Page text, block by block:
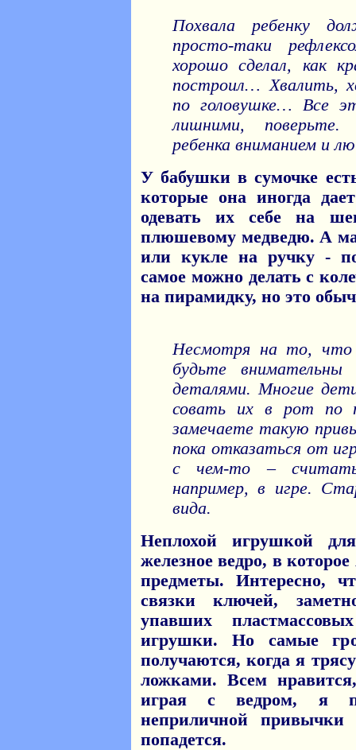
Похвала ребенку
просто-таки
хорошо сделал, как
построил… Хвалить,
по головушке… Все
лишними, поверьте.
ребенка вниманием и
У бабушки в сумочке
которые она иногда
одевать их себе на
плюшевому медведю. А
или кукле на ручку -
самое можно делать с
на пирамидку, но это
Несмотря на то,
будьте
деталями. Многие
совать их в рот по
замечаете такую
пока отказаться от
с чем-то –
например, в игре.
вида.
Неплохой игрушкой
железное ведро, в
предметы. Интересно,
связки ключей,
упавших
игрушки. Но самые
получаются, когда я
ложками. Всем
играя с ведром, я
неприличной
попадется.